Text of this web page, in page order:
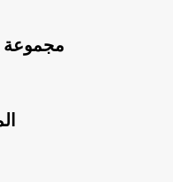
مجموعة